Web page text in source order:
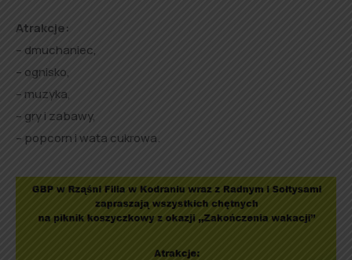
Atrakcje:
– dmuchaniec,
– ognisko,
– muzyka,
– gry i zabawy,
– popcorn i wata cukrowa.